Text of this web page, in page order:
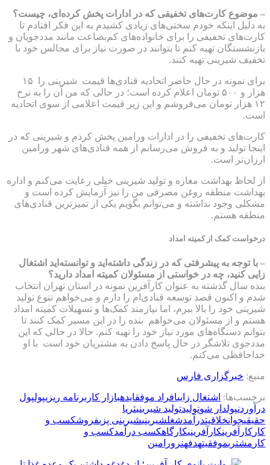
– موضوع کارت‌های تخفیفی که در ادارات پخش کرده‌ای، چیست؟
به دلیل اینکه خودم سختی‌های زیادی کشیدم به این فکر افتادم تا
کارت‌های تخفیفی را برای خانواده‌های کم‌بضاعت مانند مددجویان و
بازنشستگان تهیه کنم تا بتوانند در صورت نیاز برای مجالس خود با
تخفیف شیرینی تهیه کنند.
برای نمونه در حال حاضر اتحادیه قنادی‌ها قیمت شیرینی را ۱۵
هزار و ۵۰۰ تومان اعلام کرده است؛ در حالی‌ که من آن را به نرخ
۱۲ هزار تومان می‌فروشم و این زیر قیمت اعلامی از سوی اتحادیه
است.
کارت‌های تخفیفی را در ادارات ورامین پخش کردم و شیرینی که در
اینجا تولید و به فروش می‌رسانم از همه قنادی‌های شهر ورامین
ارزان‌تر است.
از لحاظ بهداشت مغازه و تولید شیرینی خیلی رعایت می‌کنم و اداره
بهداشت منطقه روغن مصرفی من را نیز آزمایش کرده است و
مشکلی وجود نداشته و می‌توانم بگویم یکی از تمیزترین قنادی‌های
منطقه هستم.
درخواست کمک از کمیته امداد
– با توجه به پیشرفتی که در زندگی داشته‌اید و توانسته‌اید اشتغال
زایی کنید، چه در خواستی از مسئولان کمیته امداد دارید؟
بنده سال گذشته به عنوان کارآفرین نمونه در استان تهران انتخاب
شدم و اکنون قصد توسعه قنادی‌ام را دارم و می‌خواهم تنوع تولید
شیرینی خود را بالا ببرم، اما نیازمند کمک‌ها و تسهیلات کمیته امداد
هستم و از مسئولان می‌خواهم بنده را در این مسیر کمک کنند تا
بتوانم دستگاه‌های مورد نیاز خود را تهیه کنم. حالا در حالی که این
مددجوی تلاشگر در حال پاسخ دادن به مشتریان خود است با او
خداحافظی می‌کنم.
منبع: خبرگزاری فارس
برچسب‌ها: اشتغال زاییافراد موفقایدهبازار کار برنامه ریزیپولپول
درآوردنپولدار شوتولیدتولید شیرینیثریا
حقیقیجوانخلاقیتدرآمدشغلشیرینیشیرینی پزیفروشكسب و
كار کارآفرینکارآفرینیکارگاهکسب درآمدکسب و
کار مشتریموفقیتهدفهنر ورامین